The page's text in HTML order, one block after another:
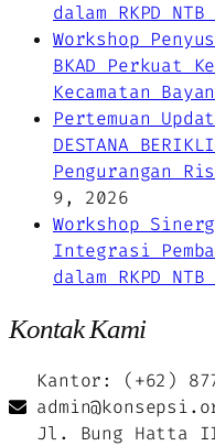
dalam RKPD NTB
Workshop
BKAD Perkuat
Kecamatan Bayan
Pertemuan
DESTANA
Pengurangan
9, 2026
Workshop
Integrasi
dalam RKPD NTB
Kontak Kami
Kantor: (+62)
Jl. Bung Hatta